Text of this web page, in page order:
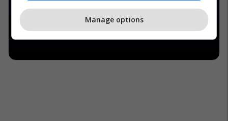
Manage options